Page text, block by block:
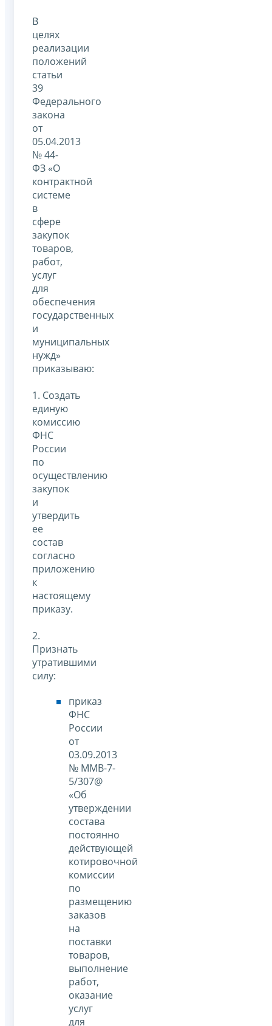
В
целях
реализации
положений
статьи
39
Федерального
закона
от
05.04.2013
№ 44-
ФЗ «О
контрактной
системе
в
сфере
закупок
товаров,
работ,
услуг
для
обеспечения
государственных
и
муниципальных
нужд»
приказываю:
1. Создать
единую
комиссию
ФНС
России
по
осуществлению
закупок
и
утвердить
ее
состав
согласно
приложению
к
настоящему
приказу.
2.
Признать
утратившими
силу:
приказ
ФНС
России
от
03.09.2013
№ ММВ-7-
5/307@
«Об
утверждении
состава
постоянно
действующей
котировочной
комиссии
по
размещению
заказов
на
поставки
товаров,
выполнение
работ,
оказание
услуг
для